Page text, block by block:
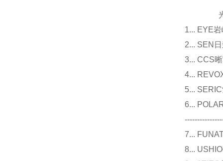
光源
1... EYE
2... SEN
3... CCS
4...
5...
6...
7...
8...